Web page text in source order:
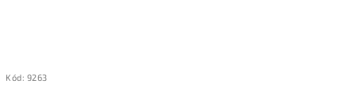
Kód: 9263